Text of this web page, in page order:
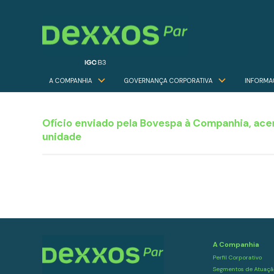
A COMPANHIA GOVERNANÇA CORPORATIVA
Ofício enviado pela Bovespa à Companhia,
unidade
A Companhia
Perfil Corporativo
Segmentos de